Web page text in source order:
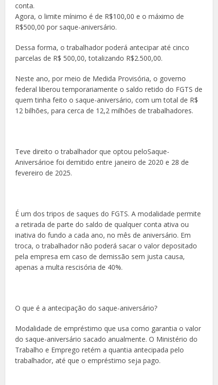
conta.
Agora, o limite mínimo é de R$100,00 e o máximo de
R$500,00 por saque-aniversário.
Dessa forma, o trabalhador poderá antecipar até cinco
parcelas de R$ 500,00, totalizando R$2.500,00.
Neste ano, por meio de Medida Provisória, o governo
federal liberou temporariamente o saldo retido do FGTS de
quem tinha feito o saque-aniversário, com um total de R$
12 bilhões, para cerca de 12,2 milhões de trabalhadores.
Teve direito o trabalhador que optou peloSaque-
Aniversárioe foi demitido entre janeiro de 2020 e 28 de
fevereiro de 2025.
É um dos tripos de saques do FGTS. A modalidade permite
a retirada de parte do saldo de qualquer conta ativa ou
inativa do fundo a cada ano, no mês de aniversário. Em
troca, o trabalhador não poderá sacar o valor depositado
pela empresa em caso de demissão sem justa causa,
apenas a multa rescisória de 40%.
O que é a antecipação do saque-aniversário?
Modalidade de empréstimo que usa como garantia o valor
do saque-aniversário sacado anualmente. O Ministério do
Trabalho e Emprego retém a quantia antecipada pelo
trabalhador, até que o empréstimo seja pago.